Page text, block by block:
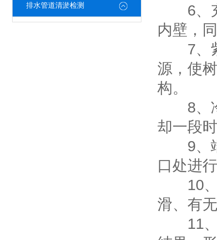
排水管道清淤检测
6、充
内壁，
7、紫
源，使
构。
8、冷
却一段
9、端
口处进
10、
滑、有
11、